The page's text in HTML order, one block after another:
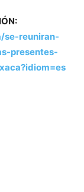
se-reuniran-
presentes-